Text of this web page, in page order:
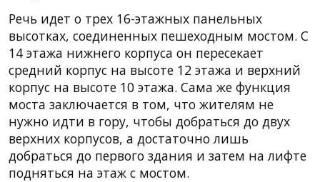
Речь идет о трех 16-этажных панельных
высотках, соединенных пешеходным мостом. С
14 этажа нижнего корпуса он пересекает
средний корпус на высоте 12 этажа и верхний
корпус на высоте 10 этажа. Сама же функция
моста заключается в том, что жителям не
нужно идти в гору, чтобы добраться до двух
верхних корпусов, а достаточно лишь
добраться до первого здания и затем на лифте
подняться на этаж с мостом.